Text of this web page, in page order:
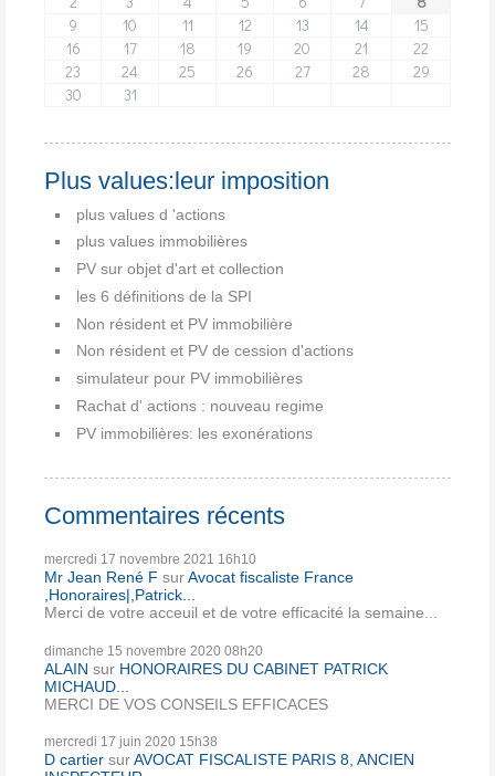
9
10 11 12 13 14
15
16
17 18 19 20 21
22
23
24 25 26 27 28
29
30
31
Plus values:leur imposition
plus values d 'actions
plus values immobilières
PV sur objet d'art et collection
les 6 définitions de la SPI
Non résident et PV immobilière
Non résident et PV de cession d'actions
simulateur pour PV immobilières
Rachat d' actions : nouveau regime
PV immobilières: les exonérations
Commentaires récents
mercredi 17 novembre 2021 16h10
Mr Jean René F surAvocat fiscaliste France
,Honoraires|,Patrick...
Merci de votre acceuil et de votre efficacité la semaine...
dimanche 15 novembre 2020 08h20
ALAIN sur HONORAIRES DU CABINET PATRICK
MICHAUD...
MERCI DE VOS CONSEILS EFFICACES
mercredi 17 juin 2020 15h38
D cartier surAVOCAT FISCALISTE PARIS 8, ANCIEN